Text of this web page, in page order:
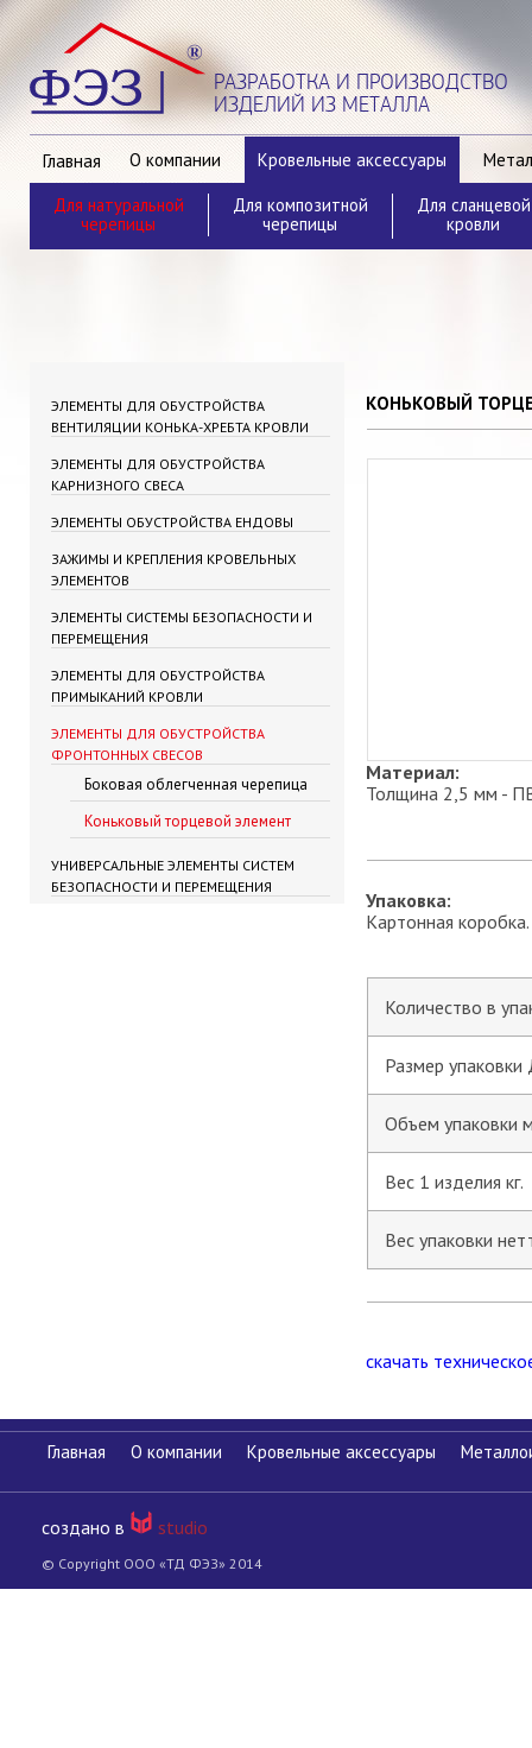
РАЗРАБОТКА И ПРОИЗВОДСТВО
ИЗДЕЛИЙ ИЗ МЕТАЛЛА
Главная О компании
Кровельные аксессуары
Для натуральной
черепицы
Для композитной
черепицы
Для сланцевой
кровли
Контакты
ЭЛЕМЕНТЫ ДЛЯ ОБУСТРОЙСТВА
ВЕНТИЛЯЦИИ КОНЬКА-ХРЕБТА КРОВЛИ
ЭЛЕМЕНТЫ ДЛЯ ОБУСТРОЙСТВА
КАРНИЗНОГО СВЕСА
ЭЛЕМЕНТЫ ОБУСТРОЙСТВА ЕНДОВЫ
ЗАЖИМЫ И КРЕПЛЕНИЯ КРОВЕЛЬНЫХ
ЭЛЕМЕНТОВ
ЭЛЕМЕНТЫ СИСТЕМЫ БЕЗОПАСНОСТИ И
ПЕРЕМЕЩЕНИЯ
ЭЛЕМЕНТЫ ДЛЯ ОБУСТРОЙСТВА
ПРИМЫКАНИЙ КРОВЛИ
ЭЛЕМЕНТЫ ДЛЯ ОБУСТРОЙСТВА
ФРОНТОННЫХ СВЕСОВ
Боковая облегченная черепица
Коньковый торцевой элемент
УНИВЕРСАЛЬНЫЕ ЭЛЕМЕНТЫ СИСТЕМ
БЕЗОПАСНОСТИ И ПЕРЕМЕЩЕНИЯ
КОНЬКОВЫЙ
Материал:
Толщина 2,5 мм -
Упаковка:
Картонная коробка.
Количество в
Размер
Объем упаковки
Вес 1 изделия кг.
Вес упаковки
скачать
Главная О компании Кровельные аксессуары
создано в studio
© Copyright ООО «ТД ФЭЗ» 2014